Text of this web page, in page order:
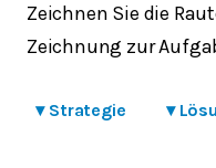
Zeichnen Sie die
Zeichnung zur
▾ Strategie ▾